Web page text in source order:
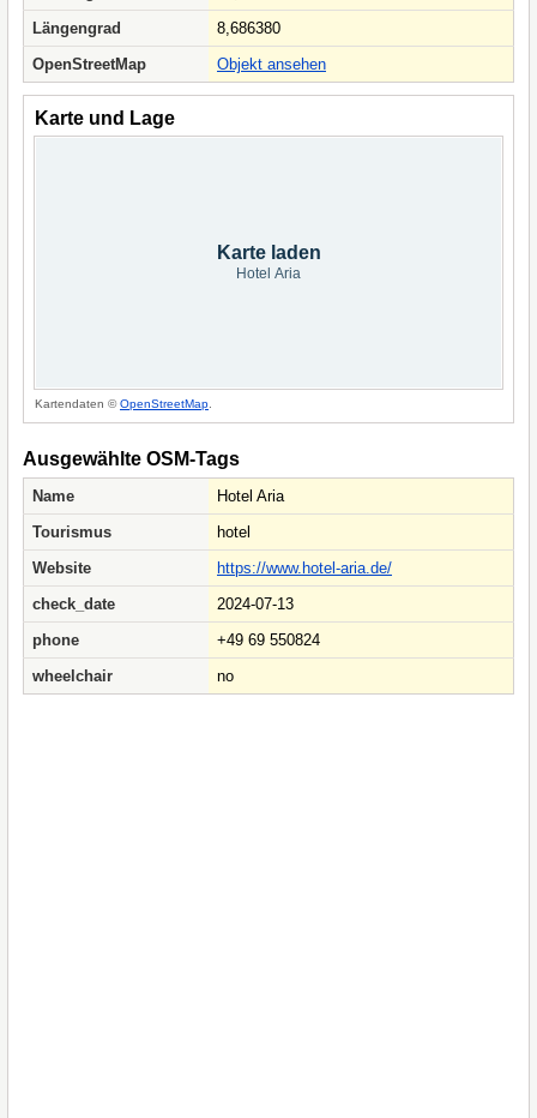
Längengrad
8,686380
OpenStreetMap
Objekt ansehen
Karte und Lage
Karte laden
Hotel Aria
Kartendaten ©OpenStreetMap
Ausgewählte OSM-Tags
Name
Hotel Aria
Tourismus
hotel
Website
https://www.hotel-aria.de/
check_date
2024-07-13
phone
+49 69 550824
wheelchair
no